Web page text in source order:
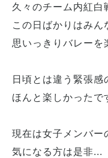
久々のチーム内紅白
この日ばかりはみん
思いっきりバレーを
日頃とは違う緊張感
ほんと楽しかったで
現在は女子メンバー
気になる方は是非...